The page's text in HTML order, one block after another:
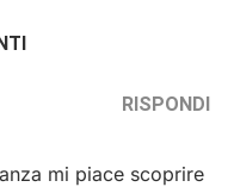
mi piace scoprire
RISPONDI